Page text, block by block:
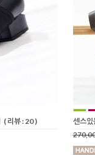
( 리뷰 : 20 )
센스있